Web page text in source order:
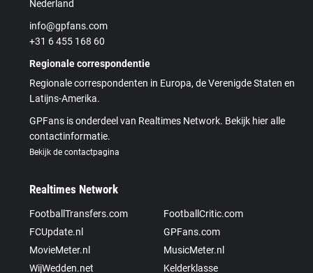
Nederland
info@gpfans.com
+31 6 455 168 60
Regionale correspondentie
Regionale correspondenten in Europa, de Verenigde Staten en
Latijns-Amerika.
GPFans is onderdeel van Realtimes Network. Bekijk hier alle
contactinformatie.
Bekijk de contactpagina
Realtimes Network
FootballTransfers.com
FootballCritic.com
FCUpdate.nl
GPFans.com
MovieMeter.nl
MusicMeter.nl
WijWedden.net
Kelderklasse